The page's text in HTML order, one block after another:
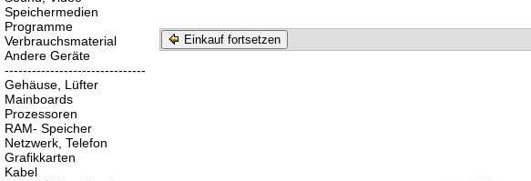
Einkauf fortsetzen
Speichermedien
Programme
Verbrauchsmaterial
Andere Geräte
-------------------------------
Gehäuse, Lüfter
Mainboards
Prozessoren
RAM- Speicher
Netzwerk, Telefon
Grafikkarten
Kabel